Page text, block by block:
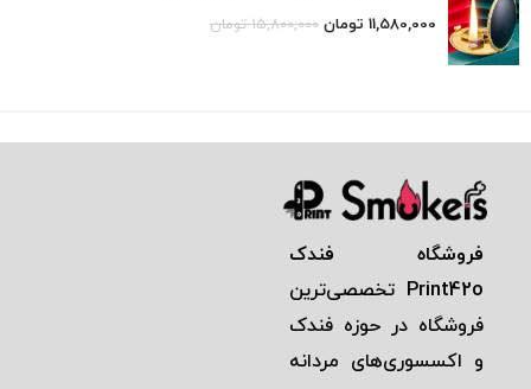
11,580,000 تومان 15,800,000 تومان
فروشگاه فندک
Print42o تخصصی‌ترين
فروشگاه در حوزه فندک
و اكسسوری‌های مردانه